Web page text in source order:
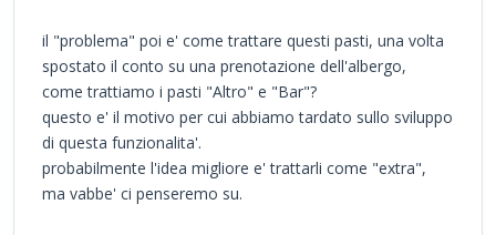
il "problema" poi e' come trattare questi pasti, una volta
spostato il conto su una prenotazione dell'albergo,
come trattiamo i pasti "Altro" e "Bar"?
questo e' il motivo per cui abbiamo tardato sullo sviluppo
di questa funzionalita'.
probabilmente l'idea migliore e' trattarli come "extra",
ma vabbe' ci penseremo su.